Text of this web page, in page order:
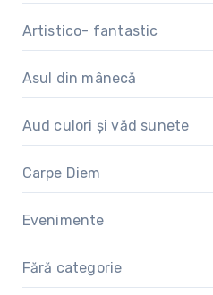
Artistico- fantastic
Asul din mânecă
Aud culori și văd sunete
Carpe Diem
Evenimente
Fără categorie